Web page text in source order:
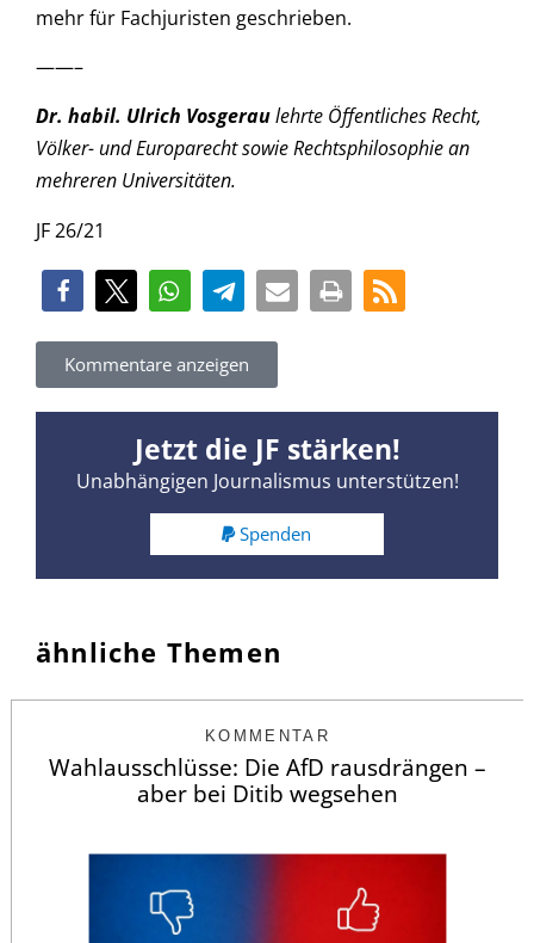
mehr für Fachjuristen geschrieben.
——–
Dr. habil. Ulrich Vosgeraulehrte Öffentliches Recht,
Völker- und Europarecht sowie Rechtsphilosophie an
mehreren Universitäten.
JF 26/21
Kommentare anzeigen
Jetzt die JF stärken!
Unabhängigen Journalismus unterstützen!
Spenden
ähnliche Themen
KOMMENTAR
Wahlausschlüsse: Die AfD rausdrängen –
aber bei Ditib wegsehen